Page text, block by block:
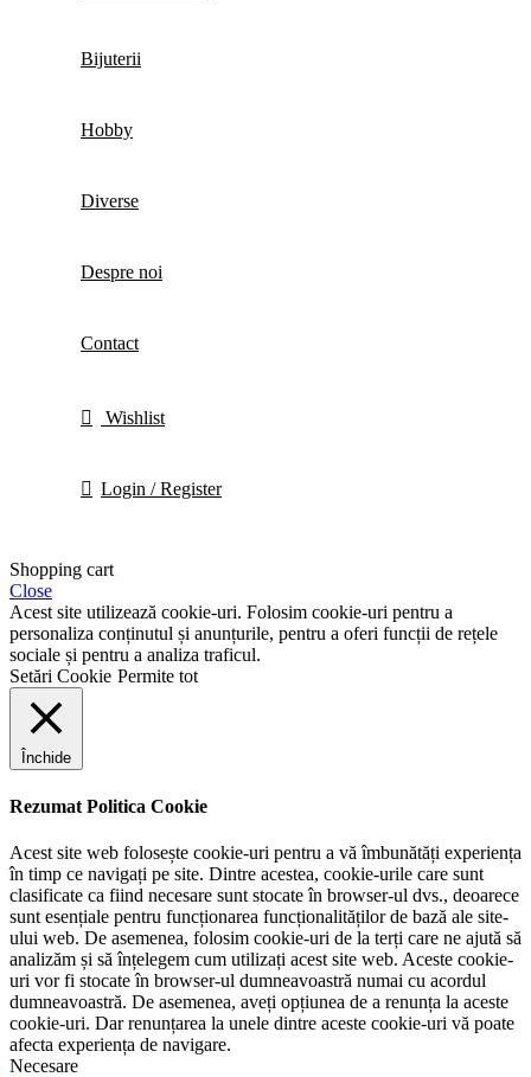
Bijuterii
Hobby
Diverse
Despre noi
Contact
Wishlist
Login / Register
Shopping cart
Close
Acest site utilizează cookie-uri. Folosim cookie-uri pentru a
personaliza conținutul și anunțurile, pentru a oferi funcții de rețele
sociale și pentru a analiza traficul.
Setări Cookie Permite tot
Închide
Rezumat Politica Cookie
Acest site web folosește cookie-uri pentru a vă îmbunătăți experiența
în timp ce navigați pe site. Dintre acestea, cookie-urile care sunt
clasificate ca fiind necesare sunt stocate în browser-ul dvs., deoarece
sunt esențiale pentru funcționarea funcționalităților de bază ale site-
ului web. De asemenea, folosim cookie-uri de la terți care ne ajută să
analizăm și să înțelegem cum utilizați acest site web. Aceste cookie-
uri vor fi stocate în browser-ul dumneavoastră numai cu acordul
dumneavoastră. De asemenea, aveți opțiunea de a renunța la aceste
cookie-uri. Dar renunțarea la unele dintre aceste cookie-uri vă poate
afecta experiența de navigare.
Necesare